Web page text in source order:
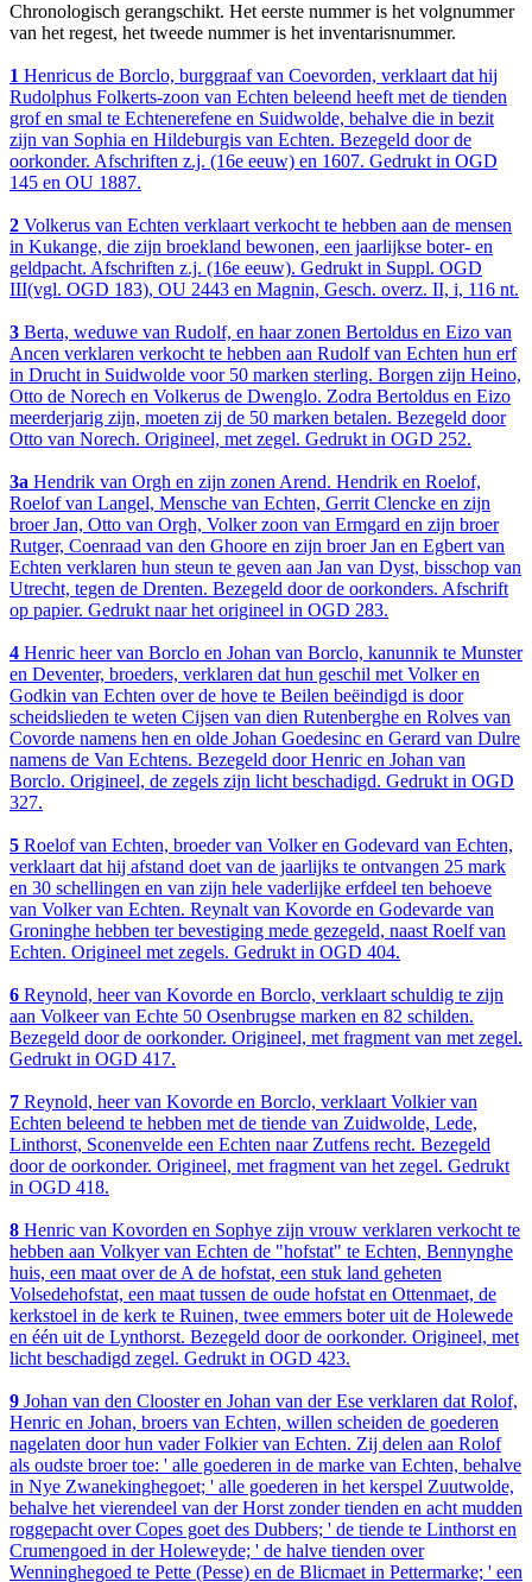
Chronologisch gerangschikt. Het eerste nummer is het volgnummer
van het regest, het tweede nummer is het inventarisnummer.
1 Henricus de Borclo, burggraaf van Coevorden, verklaart dat hij
Rudolphus Folkerts-zoon van Echten beleend heeft met de tienden
grof en smal te Echtenerefene en Suidwolde, behalve die in bezit
zijn van Sophia en Hildeburgis van Echten. Bezegeld door de
oorkonder. Afschriften z.j. (16e eeuw) en 1607. Gedrukt in OGD
145 en OU 1887.
2 Volkerus van Echten verklaart verkocht te hebben aan de mensen
in Kukange, die zijn broekland bewonen, een jaarlijkse boter- en
geldpacht. Afschriften z.j. (16e eeuw). Gedrukt in Suppl. OGD
III(vgl. OGD 183), OU 2443 en Magnin, Gesch. overz. II, i, 116 nt.
3 Berta, weduwe van Rudolf, en haar zonen Bertoldus en Eizo van
Ancen verklaren verkocht te hebben aan Rudolf van Echten hun erf
in Drucht in Suidwolde voor 50 marken sterling. Borgen zijn Heino,
Otto de Norech en Volkerus de Dwenglo. Zodra Bertoldus en Eizo
meerderjarig zijn, moeten zij de 50 marken betalen. Bezegeld door
Otto van Norech. Origineel, met zegel. Gedrukt in OGD 252.
3a Hendrik van Orgh en zijn zonen Arend. Hendrik en Roelof,
Roelof van Langel, Mensche van Echten, Gerrit Clencke en zijn
broer Jan, Otto van Orgh, Volker zoon van Ermgard en zijn broer
Rutger, Coenraad van den Ghoore en zijn broer Jan en Egbert van
Echten verklaren hun steun te geven aan Jan van Dyst, bisschop van
Utrecht, tegen de Drenten. Bezegeld door de oorkonders. Afschrift
op papier. Gedrukt naar het origineel in OGD 283.
4 Henric heer van Borclo en Johan van Borclo, kanunnik te Munster
en Deventer, broeders, verklaren dat hun geschil met Volker en
Godkin van Echten over de hove te Beilen beëindigd is door
scheidslieden te weten Cijsen van dien Rutenberghe en Rolves van
Covorde namens hen en olde Johan Goedesinc en Gerard van Dulre
namens de Van Echtens. Bezegeld door Henric en Johan van
Borclo. Origineel, de zegels zijn licht beschadigd. Gedrukt in OGD
327.
5 Roelof van Echten, broeder van Volker en Godevard van Echten,
verklaart dat hij afstand doet van de jaarlijks te ontvangen 25 mark
en 30 schellingen en van zijn hele vaderlijke erfdeel ten behoeve
van Volker van Echten. Reynalt van Kovorde en Godevarde van
Groninghe hebben ter bevestiging mede gezegeld, naast Roelf van
Echten. Origineel met zegels. Gedrukt in OGD 404.
6 Reynold, heer van Kovorde en Borclo, verklaart schuldig te zijn
aan Volkeer van Echte 50 Osenbrugse marken en 82 schilden.
Bezegeld door de oorkonder. Origineel, met fragment van met zegel.
Gedrukt in OGD 417.
7 Reynold, heer van Kovorde en Borclo, verklaart Volkier van
Echten beleend te hebben met de tiende van Zuidwolde, Lede,
Linthorst, Sconenvelde een Echten naar Zutfens recht. Bezegeld
door de oorkonder. Origineel, met fragment van het zegel. Gedrukt
in OGD 418.
8 Henric van Kovorden en Sophye zijn vrouw verklaren verkocht te
hebben aan Volkyer van Echten de "hofstat" te Echten, Bennynghe
huis, een maat over de A de hofstat, een stuk land geheten
Volsedehofstat, een maat tussen de oude hofstat en Ottenmaet, de
kerkstoel in de kerk te Ruinen, twee emmers boter uit de Holewede
en één uit de Lynthorst. Bezegeld door de oorkonder. Origineel, met
licht beschadigd zegel. Gedrukt in OGD 423.
9 Johan van den Clooster en Johan van der Ese verklaren dat Rolof,
Henric en Johan, broers van Echten, willen scheiden de goederen
nagelaten door hun vader Folkier van Echten. Zij delen aan Rolof
als oudste broer toe: ' alle goederen in de marke van Echten, behalve
in Nye Zwanekinghegoet; ' alle goederen in het kerspel Zuutwolde,
behalve het vierendeel van der Horst zonder tienden en acht mudden
roggepacht over Copes goet des Dubbers; ' de tiende te Linthorst en
Crumengoed in der Holeweyde; ' de halve tienden over
Wenninghegoed te Pette (Pesse) en de Blicmaet in Pettermarke; ' een